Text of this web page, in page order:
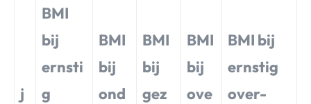
j
BMI
bij
ernsti
g
BMI
bij
ond
BMI
bij
gez
BMI
bij
ove
BMI bij
ernstig
over-